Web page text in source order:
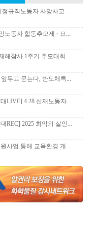
정규직노동자 사망사고 ...
노동자 합동추모제 · 묘...
해참사 1주기 추모대회
앞두고 묻는다, 반도체특...
LIVE] 4.28 산재노동자...
REC] 2025 최악의 살인...
사업 통해 교육환경 개...